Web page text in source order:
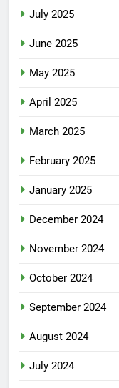
July 2025
June 2025
May 2025
April 2025
March 2025
February 2025
January 2025
December 2024
November 2024
October 2024
September 2024
August 2024
July 2024